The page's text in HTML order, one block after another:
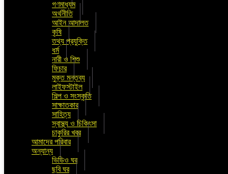
গণমাধ্যম
অর্থনীতি
আইন আদালত
কৃষি
তথ্য প্রযুক্তি
ধর্ম
নারী ও শিশু
ফিচার
মুক্ত মন্তব্য
লাইফস্টাইল
শিল্প ও সংস্কৃতি
সাক্ষাতকার
সাহিত্য
স্বাস্থ্য ও চিকিৎসা
চাকুরির খবর
আমাদের পরিবার
অন্যান্য
ভিডিও ঘর
ছবি ঘর